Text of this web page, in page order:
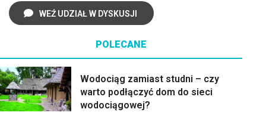
WEŹ UDZIAŁ W DYSKUSJI
POLECANE
Wodociąg zamiast studni – czy
warto podłączyć dom do sieci
wodociągowej?